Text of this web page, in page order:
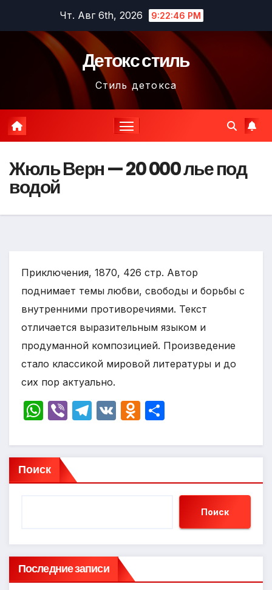
содержимому
Чт. Авг 6th, 2026 9:22:47 PM
Детокс стиль
Стиль детокса
Жюль Верн — 20 000 лье под
водой
Приключения, 1870, 426 стр. Автор
поднимает темы любви, свободы и борьбы с
внутренними противоречиями. Текст
отличается выразительным языком и
продуманной композицией. Произведение
стало классикой мировой литературы и до
сих пор актуально.
W
at
s
A
Vi
er
T
e
a
V
O
n
kl
s
п
а
т
Поиск
Поиск
Последние записи